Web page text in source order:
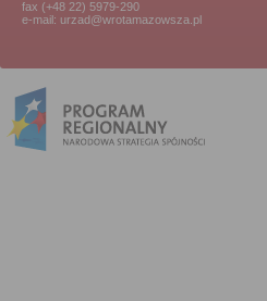
fax (+48 22) 5979-290
e-mail: urzad@wrotamazowsza.pl